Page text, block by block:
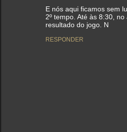
E nós aqui ficamos sem
2º tempo. Até às 8:30,
resultado do jogo. N
RESPONDER